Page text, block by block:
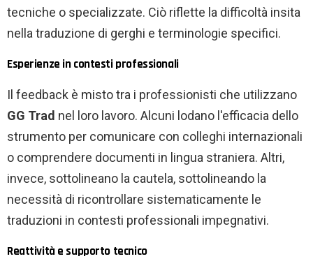
tecniche o specializzate. Ciò riflette la difficoltà insita
nella traduzione di gerghi e terminologie specifici.
Esperienze in contesti professionali
Il feedback è misto tra i professionisti che utilizzano
GG Trad nel loro lavoro. Alcuni lodano l'efficacia dello
strumento per comunicare con colleghi internazionali
o comprendere documenti in lingua straniera. Altri,
invece, sottolineano la cautela, sottolineando la
necessità di ricontrollare sistematicamente le
traduzioni in contesti professionali impegnativi.
Reattività e supporto tecnico